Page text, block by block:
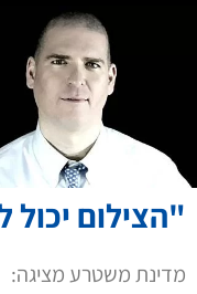
"הצילום יכול
מדינת משטרע מציגה: